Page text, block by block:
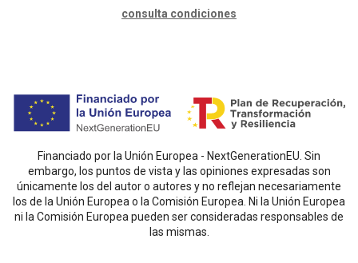
consulta condiciones
Financiado por la Unión Europea - NextGenerationEU. Sin
embargo, los puntos de vista y las opiniones expresadas son
únicamente los del autor o autores y no reflejan necesariamente
los de la Unión Europea o la Comisión Europea. Ni la Unión Europea
ni la Comisión Europea pueden ser consideradas responsables de
las mismas.